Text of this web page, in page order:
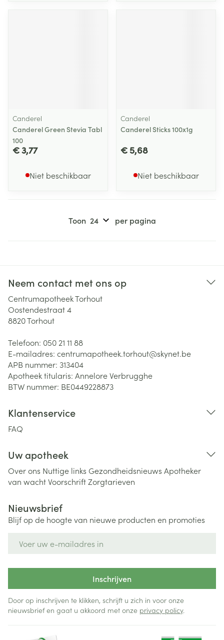
Canderel
Canderel Green Stevia Tabl
100
€ 3,77
Niet beschikbaar
Canderel
Canderel Sticks 100x1g
€ 5,68
Niet beschikbaar
Toon per pagina
Neem contact met ons op
Centrumapotheek Torhout
Oostendestraat 4
8820Torhout
Telefoon: 050 21 11 88
E-mailadres: centrumapotheek.torhout@skynet.be
APB nummer: 313404
Apotheek titularis: Annelore Verbrugghe
BTW nummer: BE0449228873
Klantenservice
FAQ
Uw apotheek
Over ons Nuttige links Gezondheidsnieuws Apotheker
van wachtVoorschriftZorgtarieven
Nieuwsbrief
Blijf op de hoogte van nieuwe producten en promoties
Inschrijven
Door op inschrijven te klikken, schrijft u zich in voor onze
nieuwsbrief en gaat u akkoord met onze privacy policy.